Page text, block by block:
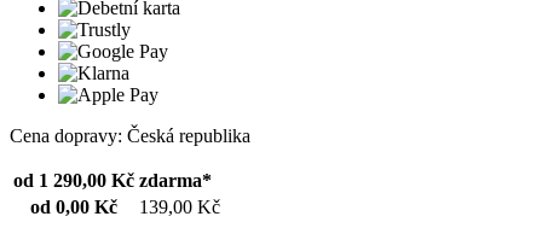
Cena dopravy: Česká republika
od 1 290,00 Kč zdarma*
od 0,00 Kč
139,00 Kč